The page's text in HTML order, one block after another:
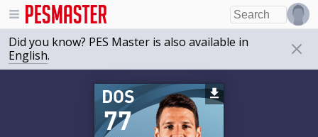
Did you know? PES Master is also available in
English.
77
DOS